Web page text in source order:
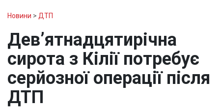
Новини > ДТП
Дев’ятнадцятирічна
сирота з Кілії потребує
серйозної операції після
ДТП